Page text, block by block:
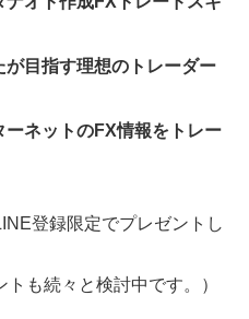
が目指す理想のトレーダー
ーネットのFX情報をトレー
登録限定でプレゼントし
トも続々と検討中です。）